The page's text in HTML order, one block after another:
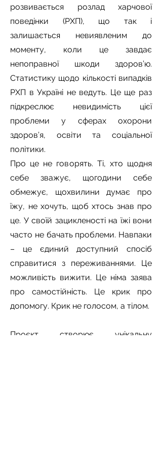
розвивається розлад харчової
поведінки (РХП), що так і
залишається невиявленим до
моменту, коли це завдає
непоправної шкоди здоров’ю.
Статистику щодо кількості випадків
РХП в Україні не ведуть. Це ще раз
підкреслює невидимість цієї
проблеми у сферах охорони
здоров’я, освіти та соціальної
політики.
Про це не говорять. Ті, хто щодня
себе зважує, щогодини себе
обмежує, щохвилини думає про
їжу, не хочуть, щоб хтось знав про
це. У своїй зацикленості на їжі вони
часто не бачать проблеми. Навпаки
– це єдиний доступний спосіб
справитися з переживаннями. Це
можливість вижити. Це німа заява
про самостійність. Це крик про
допомогу. Крик не голосом, а тілом.
Проєкт створює унікальну